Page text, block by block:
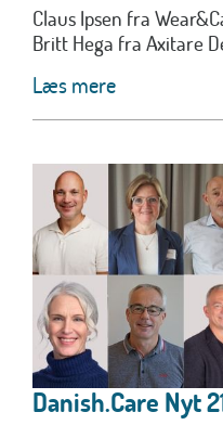
Claus Ipsen fra
Britt Hega fra Axitare
Læs mere
Danish.Care Nyt